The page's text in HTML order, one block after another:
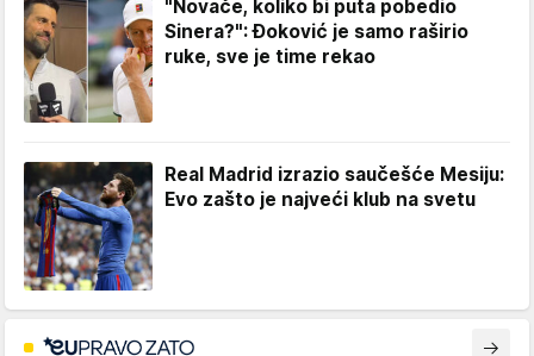
"Novače, koliko bi puta pobedio
Sinera?": Đoković je samo raširio
ruke, sve je time rekao
Real Madrid izrazio saučešće Mesiju:
Evo zašto je najveći klub na svetu